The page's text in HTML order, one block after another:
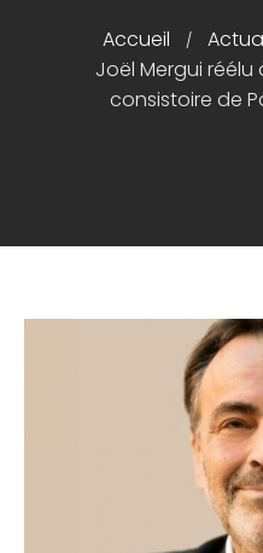
Accueil /
Joël Mergui
consistoire de